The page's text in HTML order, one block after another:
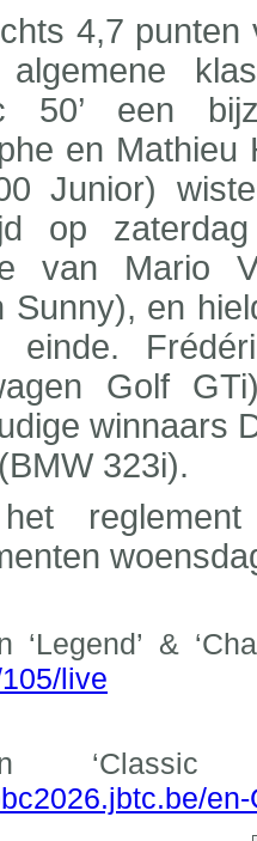
4,7
50’ een
en Mathieu
Junior)
op
van Mario
Sunny), en
Golf
winnaars
323i).
‘Legend’ &
live